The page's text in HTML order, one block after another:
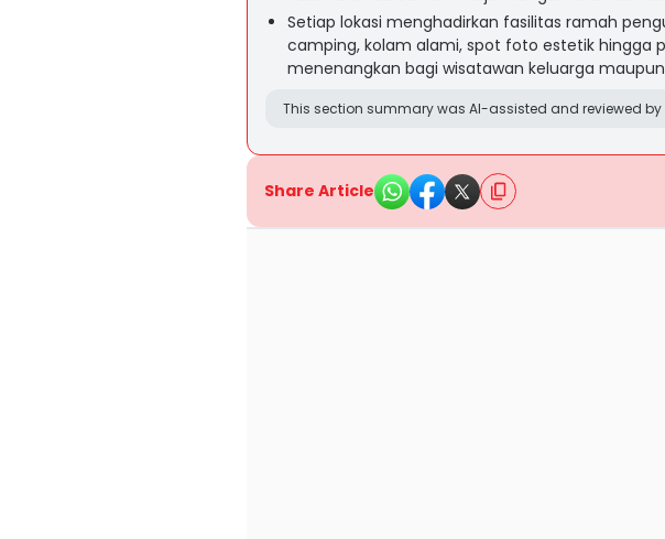
Setiap lokasi menghadirkan fasilitas ramah
camping, kolam alami, spot foto estetik hingga
menenangkan bagi wisatawan keluarga
This section summary was AI-assisted and reviewed
Share Article